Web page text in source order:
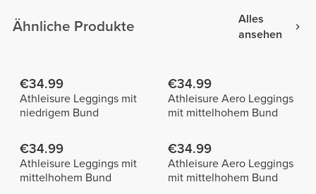
Ähnliche Produkte
Alles
ansehen
€34.99
Athleisure Leggings mit
niedrigem Bund
€34.99
Athleisure Aero Leggings
mit mittelhohem Bund
€34.99
Athleisure Leggings mit
mittelhohem Bund
€34.99
Athleisure Aero Leggings
mit mittelhohem Bund